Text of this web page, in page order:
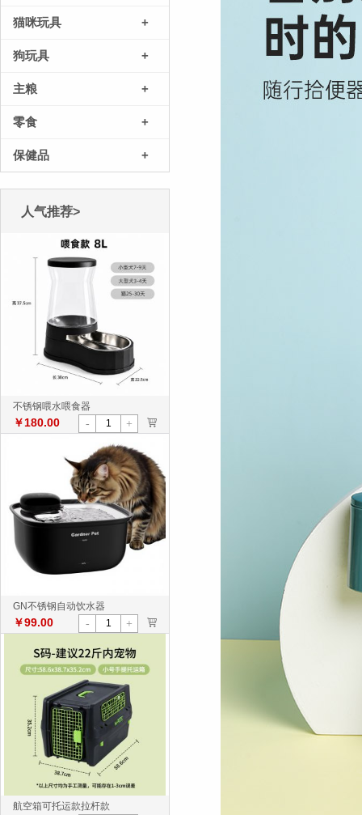
猫咪玩具 +
狗玩具 +
主粮 +
零食 +
保健品 +
人气推荐>
不锈钢喂水喂食器
￥180.00 - + >
GN不锈钢自动饮水器
￥99.00 - + >
航空箱可托运款拉杆款